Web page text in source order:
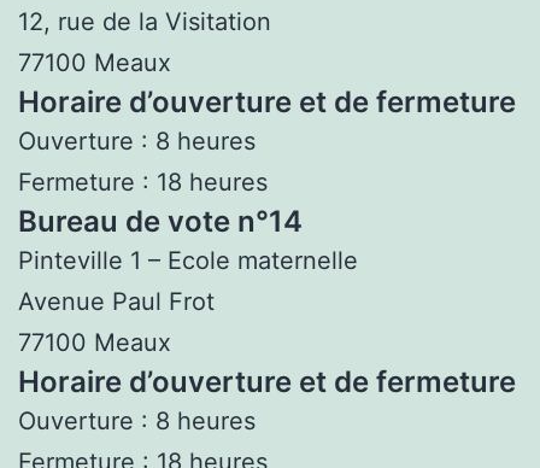
12, rue de la Visitation
77100 Meaux
Horaire d’ouverture et de fermeture
Ouverture : 8 heures
Fermeture : 18 heures
Bureau de vote n°14
Pinteville 1 – Ecole maternelle
Avenue Paul Frot
77100 Meaux
Horaire d’ouverture et de fermeture
Ouverture : 8 heures
Fermeture : 18 heures